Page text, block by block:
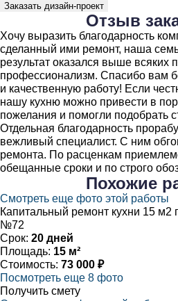
Заказать дизайн-проект
Отзыв
Хочу выразить благодарность
сделанный ими ремонт, наша
результат оказался выше всяких
профессионализм. Спасибо вам
и качественную работу! Если
нашу кухню можно привести в
пожелания и помогли подобрать
Отдельная благодарность
вежливый специалист. С ним
ремонта. По расценкам
обещанные сроки и по строго
Похожие
Смотреть еще фото этой работы
Капитальный ремонт кухни 15 м2
№72
Срок: 20 дней
Площадь: 15 м²
Стоимость: 73 000 ₽
Посмотреть еще 8 фото
Получить смету